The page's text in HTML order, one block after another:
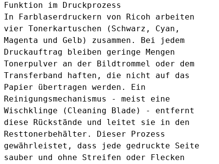
Funktion im Druckprozess
In Farblaserdruckern von Ricoh arbeiten
vier Tonerkartuschen (Schwarz, Cyan,
Magenta und Gelb) zusammen. Bei jedem
Druckauftrag bleiben geringe Mengen
Tonerpulver an der Bildtrommel oder dem
Transferband haften, die nicht auf das
Papier übertragen werden. Ein
Reinigungsmechanismus - meist eine
Wischklinge (Cleaning Blade) - entfernt
diese Rückstände und leitet sie in den
Resttonerbehälter. Dieser Prozess
gewährleistet, dass jede gedruckte Seite
sauber und ohne Streifen oder Flecken